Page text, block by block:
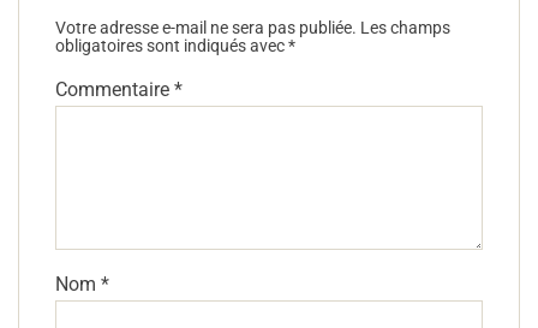
Votre adresse e-mail ne sera pas publiée. Les champs
obligatoires sont indiqués avec*
Commentaire *
Nom *